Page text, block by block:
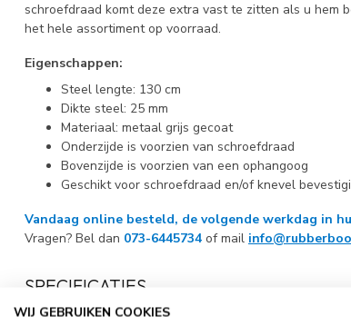
schroefdraad komt deze extra vast te zitten als u hem
het hele assortiment op voorraad.
Eigenschappen:
Steel lengte: 130 cm
Dikte steel: 25 mm
Materiaal: metaal grijs gecoat
Onderzijde is voorzien van schroefdraad
Bovenzijde is voorzien van een ophangoog
Geschikt voor schroefdraad en/of knevel
Vandaag online besteld, de volgende werkdag in
Vragen? Bel dan 073-6445734 of mail
SPECIFICATIES
WIJ GEBRUIKEN COOKIES